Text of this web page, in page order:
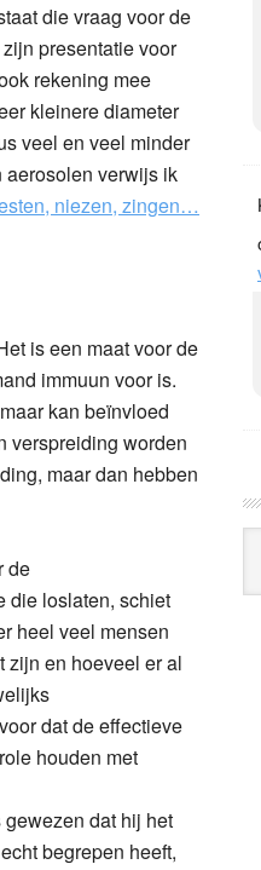
die vraag voor de
presentatie voor
rekening mee
kleinere diameter
veel en veel minder
aerosolen verwijs ik
niezen, zingen…
is een maat voor de
immuun voor is.
kan beïnvloed
verspreiding worden
maar dan hebben
de
die loslaten, schiet
heel veel mensen
zijn en hoeveel er al
dat de effectieve
houden met
dat hij het
begrepen heeft,